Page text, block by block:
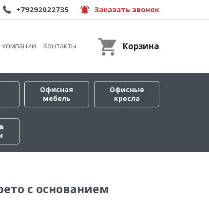
+79292022735 Заказать звонок
Контакты Корзина
Офисная
мебель
Офисные
кресла
с основанием